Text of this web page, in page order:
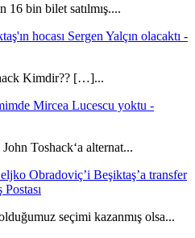
bin bilet satılmış....
hocası Sergen Yalçın olacaktı -
Kimdir?? […]...
Mircea Lucescu yoktu -
Toshack‘a alternat...
Obradoviç’i Beşiktaş’a transfer
seçimi kazanmış olsa...